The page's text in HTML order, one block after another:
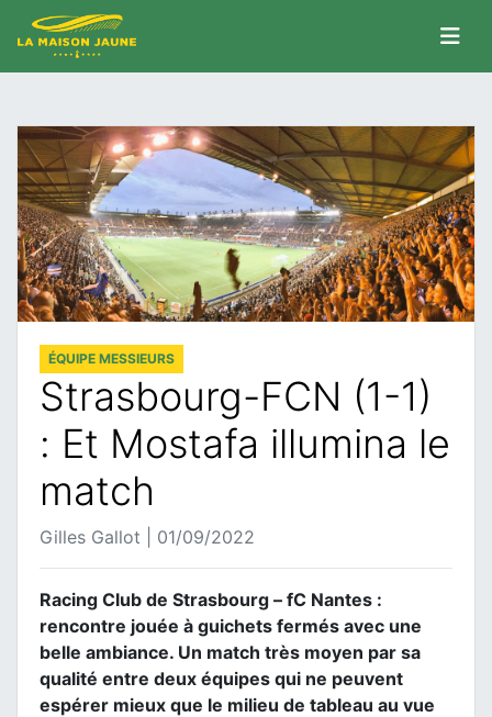
ÉQUIPE MESSIEURS
Strasbourg-FCN (1-1)
: Et Mostafa illumina le
match
Gilles Gallot | 01/09/2022
Racing Club de Strasbourg – fC Nantes :
rencontre jouée à guichets fermés avec une
belle ambiance. Un match très moyen par sa
qualité entre deux équipes qui ne peuvent
espérer mieux que le milieu de tableau au vue